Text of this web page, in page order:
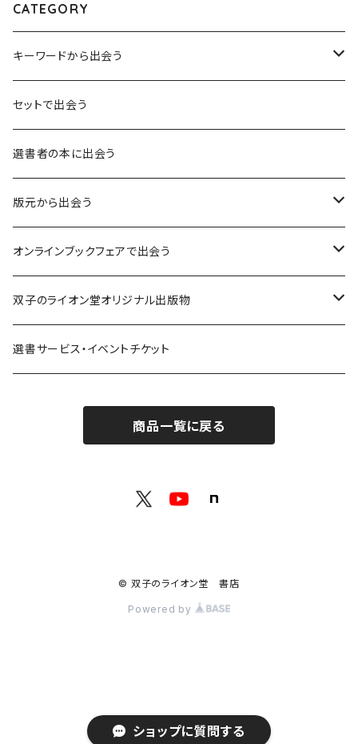
ショップに質問する
CATEGORY
キーワードから出会う
言葉：思考の種となるもの
異界：日常から離れた視点
意志：自ら進む力
解体：固定観念を壊す
熱源：情熱を呼び起こす
共鳴：他者や世界とつながる
記憶：過去と向き合う
余白：答えを出さない時間
セットで出会う
選書者の本に出会う
版元から出会う
荒蝦夷フェア
クオン
寿郎社
オンラインブックフェアで出会う
本屋発の文芸誌『しししし』フェア！！
韓国文学フェア！！
ZINE・同人誌フェア！！（2023年11月）
詩歌フェア！！（2023年10月）
双子のライオン堂オリジナル出版物
書籍
選書サービス・イベントチケット
商品一覧に戻る
© 双子のライオン堂 書店
Powered by